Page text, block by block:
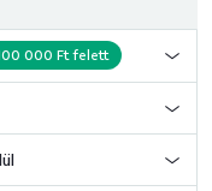
100 000 Ft felett